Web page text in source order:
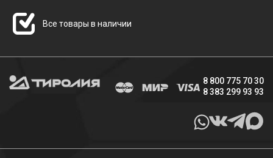
Все товары в наличии
8 800 775 70 30
8 383 299 93 93